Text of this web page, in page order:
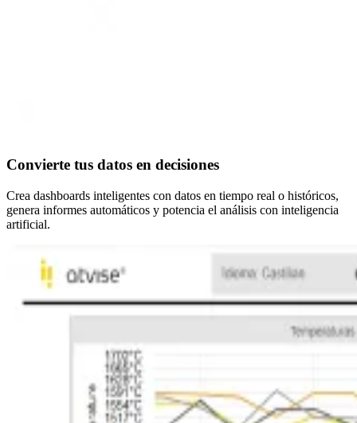
Convierte tus datos en decisiones
Crea dashboards inteligentes con datos en tiempo real o históricos,
genera informes automáticos y potencia el análisis con inteligencia
artificial.